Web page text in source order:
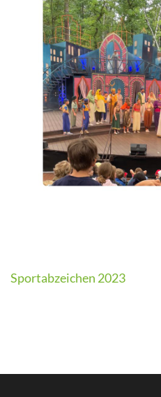
Beitragsnavigation
Sportabzeichen 2023